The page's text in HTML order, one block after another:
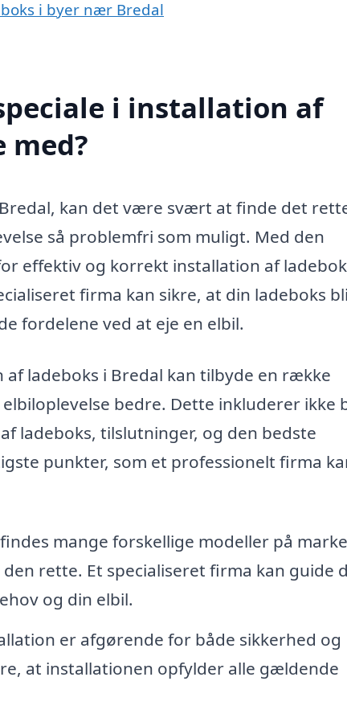
i byer nær Bredal
i installation af
med?
kan det være svært at finde det
så problemfri som muligt. Med den
effektiv og korrekt installation af
firma kan sikre, at din ladeboks
fordelene ved at eje en elbil.
ladeboks i Bredal kan tilbyde en række
bedre. Dette inkluderer ikke
ladeboks, tilslutninger, og den bedste
punkter, som et professionelt firma
mange forskellige modeller på
rette. Et specialiseret firma kan guide
og din elbil.
er afgørende for både sikkerhed og
at installationen opfylder alle gældende